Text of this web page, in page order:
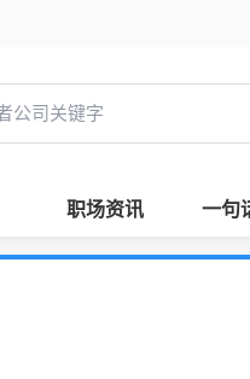
职场资讯 一句